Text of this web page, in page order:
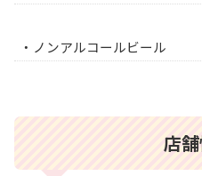
・ノンアルコールビール
店